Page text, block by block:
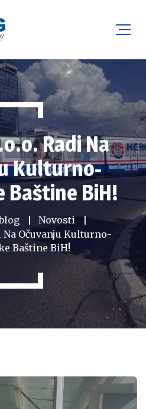
Radi Na
Kulturno-
BiH!
Novosti
Na Očuvanju Kulturno-
Baštine BiH!